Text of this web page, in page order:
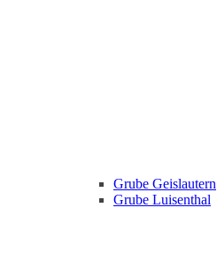
Grube Geislautern
Grube Luisenthal